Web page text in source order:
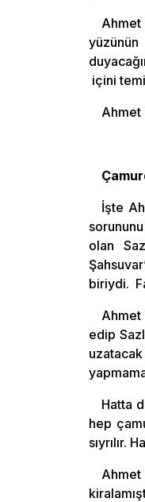
Ahmet
içini
Ahmet
İşte
olan
biriydi.
Ahmet
edip
Hatta
hep
sıyrılır.